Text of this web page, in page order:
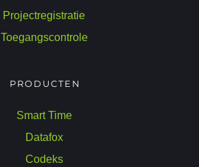
Projectregistratie
Toegangscontrole
PRODUCTEN
Smart Time
Datafox
Codeks